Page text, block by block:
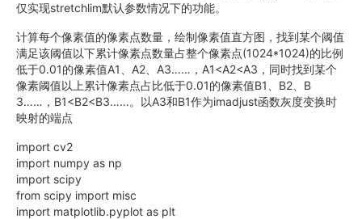
仅实现stretchlim默认参数情况下的功能。
计算每个像素值的像素点数量，绘制像素值直方图，找到某个阈值
满足该阈值以下累计像素点数量占整个像素点(1024*1024)的比例
低于0.01的像素值A1、A2、A3……，A1<A2<A3，同时找到某个
像素阈值以上累计像素点占比低于0.01的像素值B1、B2、B
3……，B1<B2<B3……。以A3和B1作为imadjust函数灰度变换时
映射的端点
import cv2
import numpy as np
import scipy
from scipy import misc
import matplotlib.pyplot as plt